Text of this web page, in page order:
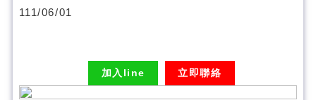
111/06/01
加入line 立即聯絡